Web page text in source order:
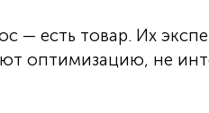
— есть товар. Их
оптимизацию, не